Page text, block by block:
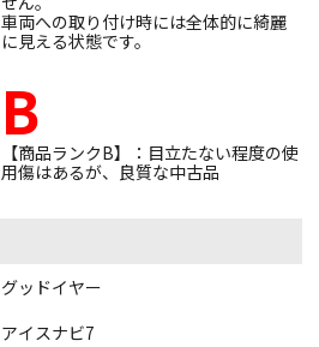
車両への取り付け時には全体的に綺麗
に見える状態です。
B
【商品ランクB】：目立たない程度の使
用傷はあるが、良質な中古品
グッドイヤー
アイスナビ7